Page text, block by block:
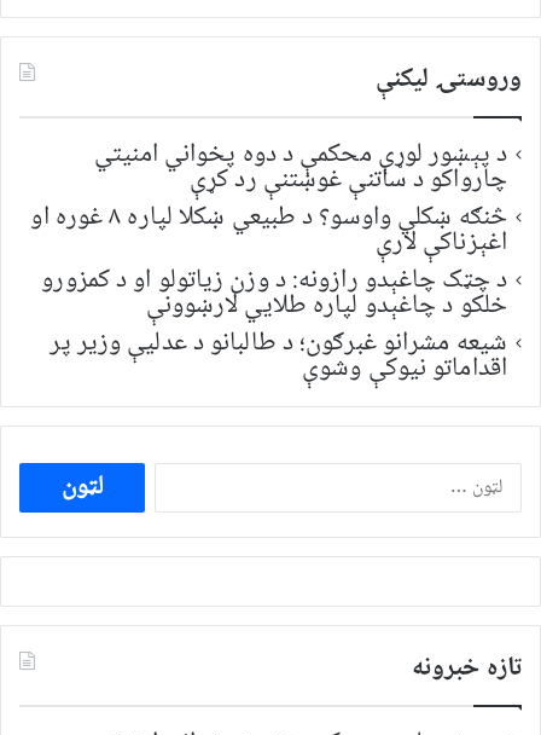
وروستۍ ليکنې
د پېښور لوړې محکمې د دوه پخواني امنیتي
چارواکو د ساتنې غوښتنې رد کړې
څنګه ښکلي واوسو؟ د طبیعي ښکلا لپاره ۸ غوره او
اغېزناکې لارې
د چټک چاغېدو رازونه: د وزن زیاتولو او د کمزورو
خلکو د چاغېدو لپاره طلایي لارښوونې
شیعه مشرانو غبرګون؛ د طالبانو د عدلیې وزیر پر
اقداماتو نیوکې وشوې
ددی
لپاره
لټون:
تازه خبرونه